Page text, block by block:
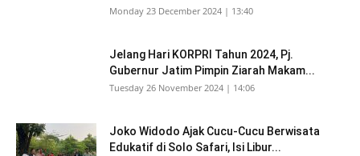
Monday 23 December 2024 | 13:40
Jelang Hari KORPRI Tahun 2024, Pj.
Gubernur Jatim Pimpin Ziarah Makam...
Tuesday 26 November 2024 | 14:06
Joko Widodo Ajak Cucu-Cucu Berwisata
Edukatif di Solo Safari, Isi Libur...